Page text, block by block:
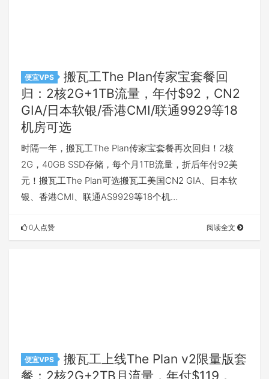
便宜VPS
搬瓦工The Plan传家宝套餐回
归：2核2G+1TB流量，年付$92，CN2
GIA/日本软银/香港CMI/联通9929等18
机房可选
时隔一年，搬瓦工The Plan传家宝套餐再次回归！2核
2G，40GB SSD存储，每个月1TB流量，折后年付92美
元！搬瓦工The Plan可选搬瓦工美国CN2 GIA、日本软
银、香港CMI、联通AS9929等18个机…
0人点赞 阅读全文
便宜VPS
搬瓦工上线The Plan v2限量版套
餐：2核2G+2TB月流量，年付$119，